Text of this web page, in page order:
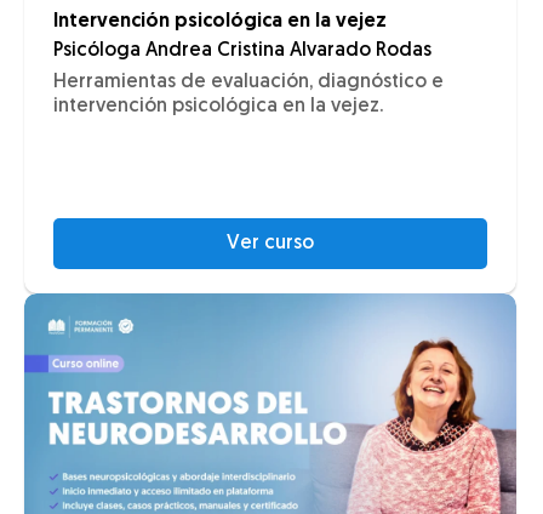
Intervención psicológica en la vejez
Psicóloga Andrea Cristina Alvarado Rodas
Herramientas de evaluación, diagnóstico e
intervención psicológica en la vejez.
Ver curso